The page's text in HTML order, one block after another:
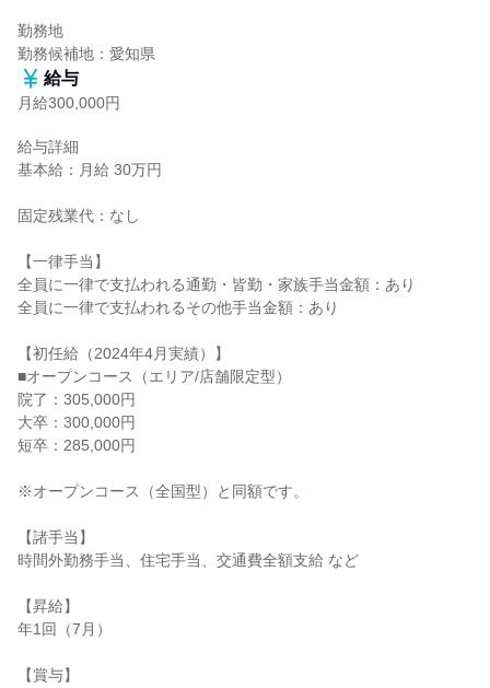
勤務地
勤務候補地：愛知県
給与
月給300,000円
給与詳細
基本給：月給 30万円
固定残業代：なし
【一律手当】
全員に一律で支払われる通勤・皆勤・家族手当金額：あり
全員に一律で支払われるその他手当金額：あり
【初任給（2024年4月実績）】
■オープンコース（エリア/店舗限定型）
院了：305,000円
大卒：300,000円
短卒：285,000円
※オープンコース（全国型）と同額です。
【諸手当】
時間外勤務手当、住宅手当、交通費全額支給 など
【昇給】
年1回（7月）
【賞与】